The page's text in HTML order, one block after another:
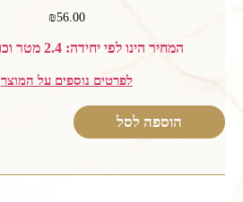
₪56.00
המחיר הינו לפי יחידה: 2.4 מטר וכולל מע"מ
לפרטים נוספים על המוצר
הוספה לסל